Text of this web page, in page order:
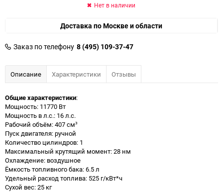
Нет в наличии
Доставка по Москве и области
Заказ по телефону 8 (495) 109-37-47
Описание Характеристики Отзывы
Общие характеристики:
Мощность: 11770 Вт
Мощность в л.с.: 16 л.с.
Рабочий объём: 407 см³
Пуск двигателя: ручной
Количество цилиндров: 1
Максимальный крутящий момент: 28 нм
Охлаждение: воздушное
Ёмкость топливного бака: 6.5 л
Удельный расход топлива: 525 г/кВт*ч
Сухой вес: 25 кг